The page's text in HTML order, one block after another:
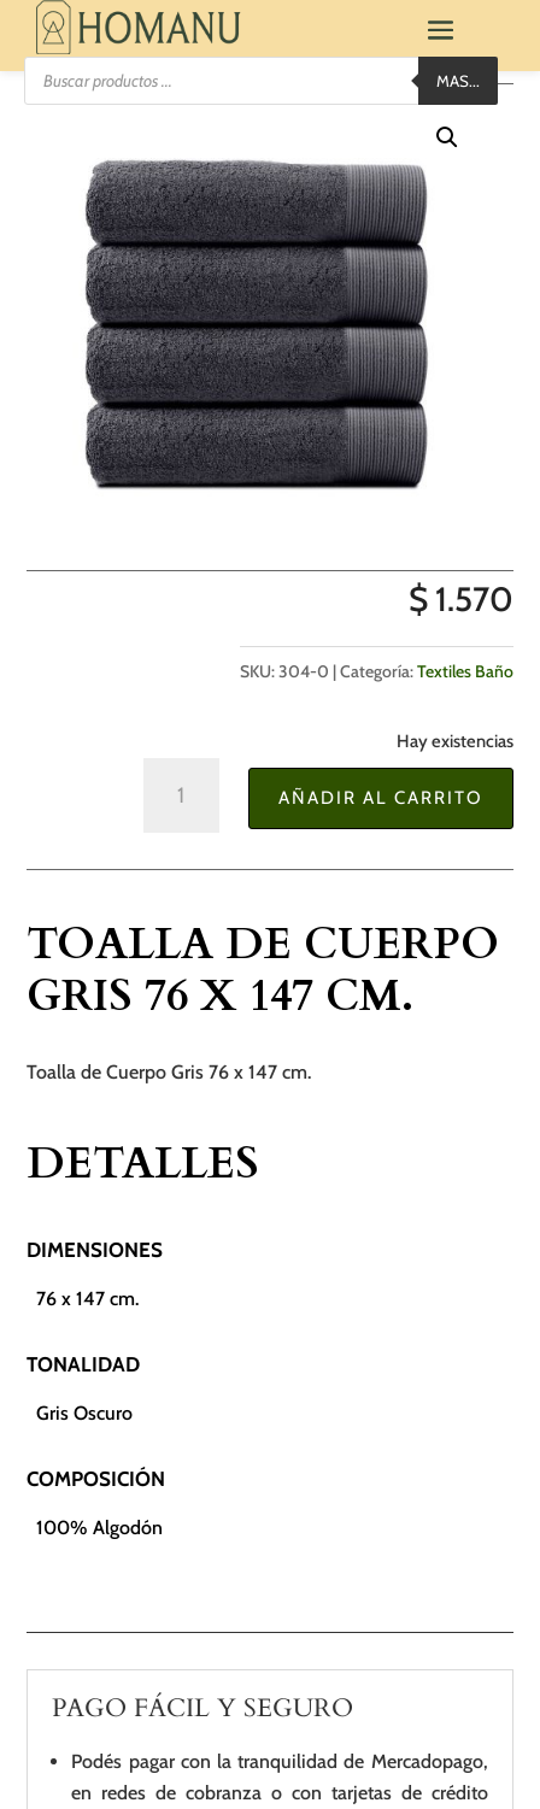
Búsqueda
productos
MAS...
$1.570
SKU:304-0 Categoría:Textiles Baño
Hay existencias
Gris
147
cm.
AÑADIR AL CARRITO
TOALLA DE CUERPO
GRIS 76 X 147 CM.
Toalla de Cuerpo Gris 76 x 147 cm.
DETALLES
DIMENSIONES
76 x 147 cm.
TONALIDAD
Gris Oscuro
COMPOSICIÓN
100% Algodón
PAGO FÁCIL Y SEGURO
Podés pagar con la tranquilidad de Mercadopago,
en redes de cobranza o con tarjetas de crédito